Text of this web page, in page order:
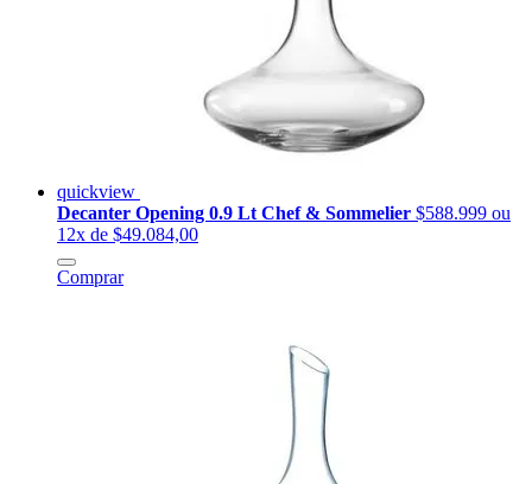
quickview
Decanter Opening 0.9 Lt Chef & Sommelier $588.999 ou
12x de $49.084,00
Comprar